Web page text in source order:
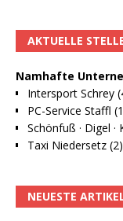
AKTUELLE
Namhafte
Intersport Schrey
PC-Service Staffl
Schönfuß · Digel
Taxi Niedersetz (2)
NEUESTE